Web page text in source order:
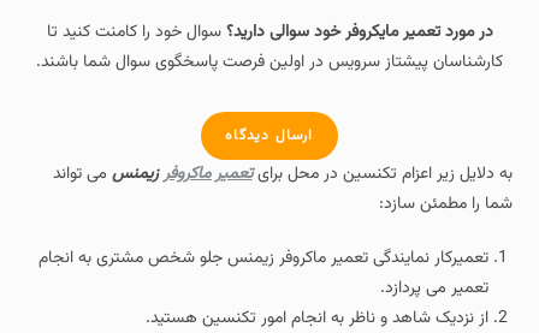
در مورد تعمیر مایکروفر خود سوالی دارید؟سوال خود را کامنت کنید تا
کارشناسان پیشتاز سرویس در اولین فرصت پاسخگوی سوال شما باشند.
ارسال دیدگاه
به دلایل زیر اعزام تکنسین در محل برایتعمیر ماکروفرزیمنس می تواند
شما را مطمئن سازد:
تعمیرکار نمایندگی تعمیر ماکروفر زیمنس جلو شخص مشتری به انجام
تعمیر می پردازد.
از نزدیک شاهد و ناظر به انجام امور تکنسین هستید.